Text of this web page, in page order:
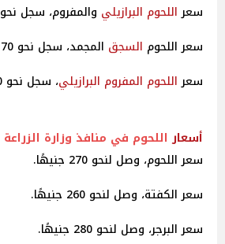
سعراللحوم البرازيلي والمفروم، سجل نحو 240 جنيهًا.
سعر اللحوم السجق المجمد، سجل نحو 170 جنيهًا.
سعراللحوم المفروم البرازيلي، سجل نحو 240 جنيهًا.
أسعاراللحوم في منافذ وزارة الزراعة
سعر اللحوم، وصل لنحو 270 جنيهًا.
سعر الكفتة، وصل لنحو 260 جنيهًا.
سعر البرجر، وصل لنحو 280 جنيهًا.